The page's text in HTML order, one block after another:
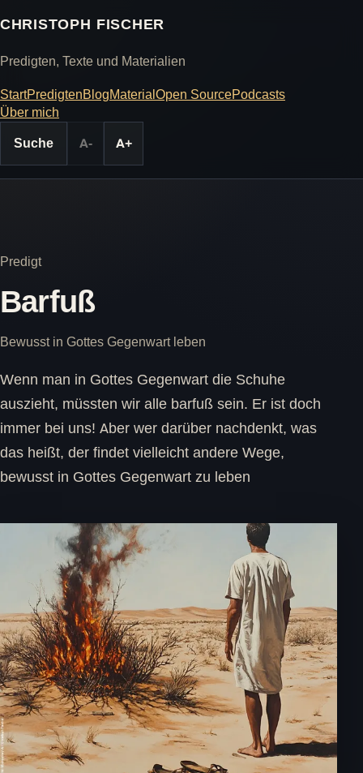
CHRISTOPH FISCHER
Predigten, Texte und Materialien
StartPredigtenBlogMaterialOpen SourcePodcasts
Über mich
Suche
A- A+
Predigt
Barfuß
Bewusst in Gottes Gegenwart leben
Wenn man in Gottes Gegenwart die Schuhe
auszieht, müssten wir alle barfuß sein. Er ist doch
immer bei uns! Aber wer darüber nachdenkt, was
das heißt, der findet vielleicht andere Wege,
bewusst in Gottes Gegenwart zu leben